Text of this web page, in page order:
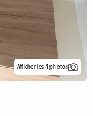
Afficher les 4 photos